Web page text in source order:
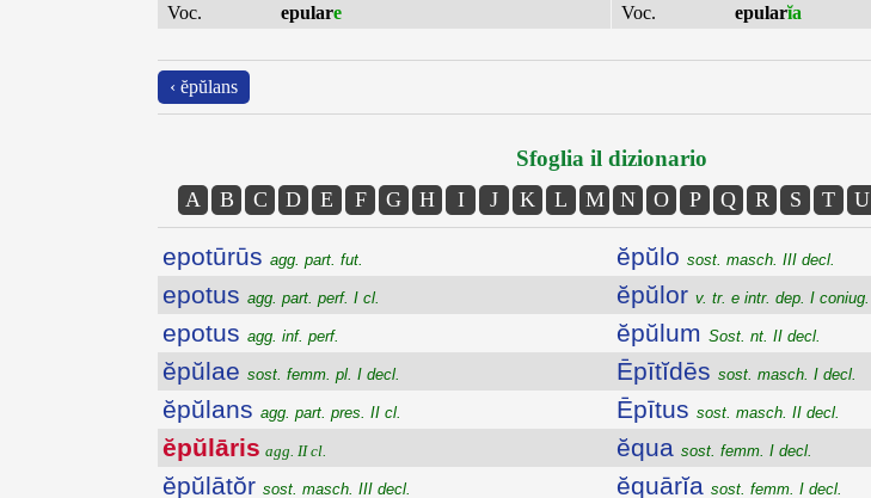
Voc.
epulare
Voc.
epularĭa
‹ ĕpŭlans
Sfoglia il dizionario
A B C D E F G H I J K L M N O P Q R S T U
epotūrūs agg. part. fut.
epotus agg. part. perf. I cl.
epotus agg. inf. perf.
ĕpŭlae sost. femm. pl. I decl.
ĕpŭlans agg. part. pres. II cl.
ĕpŭlāris agg. II cl.
ĕpŭlātŏr sost. masch. III decl.
ĕpŭlo sost. masch. III decl.
ĕpŭlor v. tr. e intr. dep. I coniug.
ĕpŭlum Sost. nt. II decl.
Ēpītĭdēs sost. masch. I decl.
Ēpītus sost. masch. II decl.
ĕqua sost. femm. I decl.
ĕquārĭa sost. femm. I decl.